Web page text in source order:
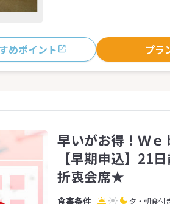
めポイント プラ
早いがお得！Ｗ
【早期申込】21
折衷会席★
夕・朝食付